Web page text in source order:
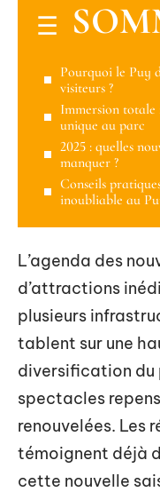
Pourquoi le Puy
visiteurs ?
Immersion totale
unique au parc
2025 : quelles
manquer ?
Conseils
inoubliable au
L’agenda des
d’attractions
plusieurs
tablent sur une
diversification du
spectacles
renouvelées. Les
témoignent déjà
cette nouvelle